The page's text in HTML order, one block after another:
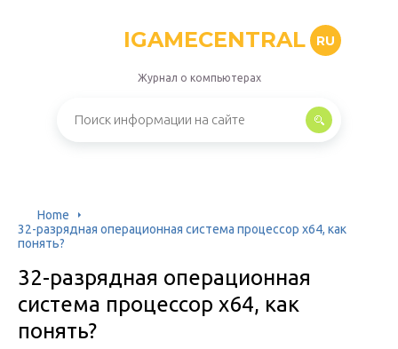
IGAMECENTRAL RU
Журнал о компьютерах
Home
32-разрядная операционная система процессор x64, как
понять?
32-разрядная операционная
система процессор x64, как
понять?